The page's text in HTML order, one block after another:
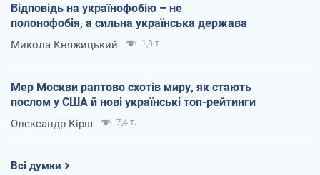
Відповідь на українофобію – не
полонофобія, а сильна українська держава
Микола Княжицький 1,8 т.
Мер Москви раптово схотів миру, як стають
послом у США й нові українські топ-рейтинги
Олександр Кірш 7,4 т.
Всі думки